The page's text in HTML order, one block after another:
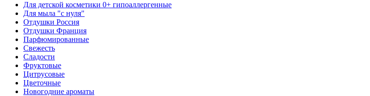
Для детской косметики 0+ гипоаллергенные
Для мыла "с нуля"
Отдушки Россия
Отдушки Франция
Парфюмированные
Свежесть
Сладости
Фруктовые
Цитрусовые
Цветочные
Новогодние ароматы